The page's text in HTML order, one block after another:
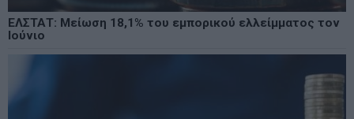
ΕΛΣΤΑΤ: Μείωση 18,1% του εμπορικού ελλείμματος τον
Ιούνιο